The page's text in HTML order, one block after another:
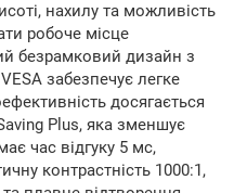
нахилу та можливість
робоче місце
безрамковий дизайн з
забезпечує легке
досягається
Plus, яка зменшує
час відгуку 5 мс,
контрастність 1000:1,